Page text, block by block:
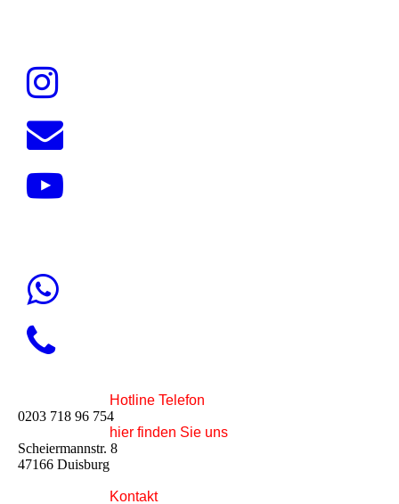
Hotline Telefon
0203 718 96 754
hier finden Sie uns
Scheiermannstr. 8
47166 Duisburg
Kontakt